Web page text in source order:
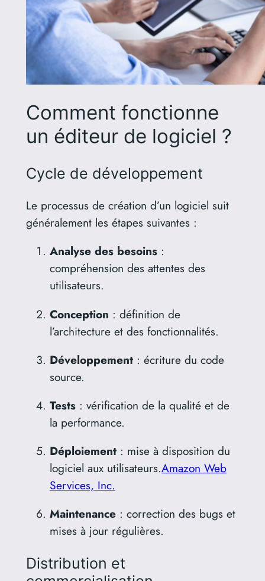
Comment fonctionne
un éditeur de logiciel ?
Cycle de développement
Le processus de création d’un logiciel suit
généralement les étapes suivantes :
Analyse des besoins:
compréhension des attentes des
utilisateurs.
Conception : définition de
l’architecture et des fonctionnalités.
Développement: écriture du code
source.
Tests: vérification de la qualité et de
la performance.
Déploiement: mise à disposition du
logiciel aux utilisateurs.Amazon Web
Services, Inc.
Maintenance: correction des bugs et
mises à jour régulières.
Distribution et